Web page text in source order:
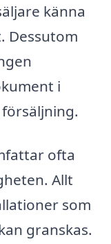
känna
Dessutom
i
ofta
Allt
som
granskas.